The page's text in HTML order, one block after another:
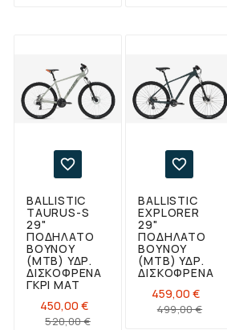

BALLISTIC
TAURUS-S
29"
ΠΟΔΉΛΑΤΟ
ΒΟΥΝΟΎ
(ΜΤΒ) ΥΔΡ.
ΔΙΣΚΌΦΡΕΝΑ
ΓΚΡΙ ΜΑΤ
450,00 €
520,00 €Κανονική
Τιμή

BALLISTIC
EXPLORER
29"
ΠΟΔΉΛΑΤΟ
ΒΟΥΝΟΎ
(ΜΤΒ) ΥΔΡ.
ΔΙΣΚΌΦΡΕΝΑ
459,00 €
499,00 €Τιμή